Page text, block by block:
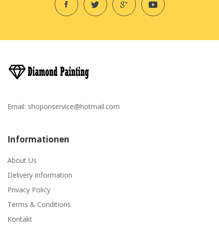
Email: shoponservice@hotmail.com
Informationen
About Us
Delivery Information
Privacy Policy
Terms & Conditions
Kontakt